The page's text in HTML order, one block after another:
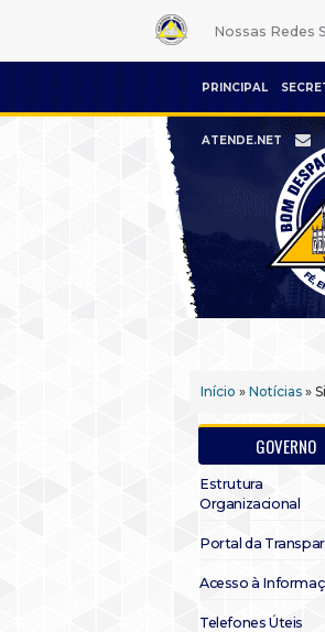
Nossas Redes
PRINCIPAL
ATENDE.NET
Início » Notícias »
GOVERNO
Estrutura
Organizacional
Portal da
Acesso à
Telefones Úteis